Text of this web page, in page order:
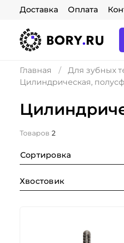
Доставка Оплата
Главная Для зубных
Цилиндрическая,
Товаров 2
Сортировка
Хвостовик